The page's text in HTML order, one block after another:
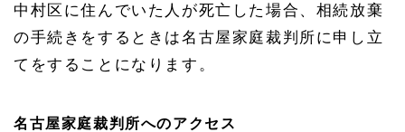
中村区に住んでいた人が死亡した場合、相続放棄
の手続きをするときは名古屋家庭裁判所に申し立
てをすることになります。
名古屋家庭裁判所へのアクセス